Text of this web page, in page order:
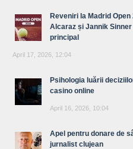
Reveniri la Madrid
Alcaraz și Jannik Sinner
principal
April 17, 2026, 12:04
Psihologia luării
casino online
April 16, 2026, 10:04
Apel pentru donare de
jurnalist clujean